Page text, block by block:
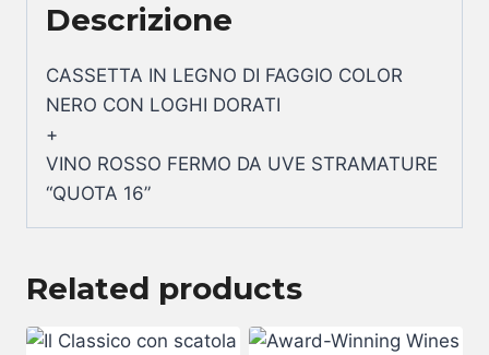
Descrizione
CASSETTA IN LEGNO DI FAGGIO COLOR
NERO CON LOGHI DORATI
+
VINO ROSSO FERMO DA UVE STRAMATURE
“QUOTA 16”
Related products